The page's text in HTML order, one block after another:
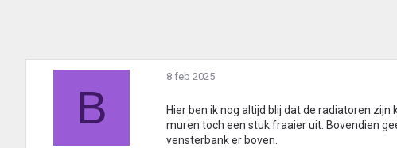
B
8 feb 2025
Hier ben ik nog altijd blij dat de radiatoren
muren toch een stuk fraaier uit. Bovendien
vensterbank er boven.